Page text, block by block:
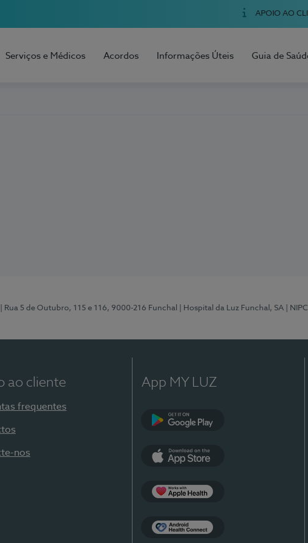
APOIO AO
Serviços e Médicos Acordos Informações Úteis Guia de
| Rua 5 de Outubro, 115 e 116, 9000-216 Funchal | Hospital da Luz Funchal, SA |
ao cliente
frequentes
nos
App MY LUZ